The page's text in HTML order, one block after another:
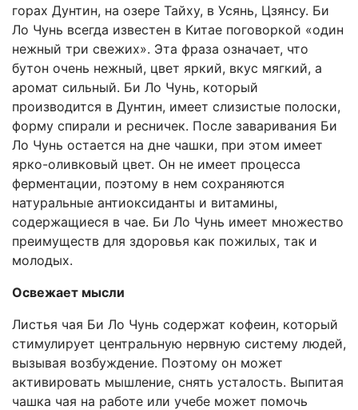
горах Дунтин, на озере Тайху, в Усянь, Цзянсу. Би
Ло Чунь всегда известен в Китае поговоркой «один
нежный три свежих». Эта фраза означает, что
бутон очень нежный, цвет яркий, вкус мягкий, а
аромат сильный. Би Ло Чунь, который
производится в Дунтин, имеет слизистые полоски,
форму спирали и ресничек. После заваривания Би
Ло Чунь остается на дне чашки, при этом имеет
ярко-оливковый цвет. Он не имеет процесса
ферментации, поэтому в нем сохраняются
натуральные антиоксиданты и витамины,
содержащиеся в чае. Би Ло Чунь имеет множество
преимуществ для здоровья как пожилых, так и
молодых.
Освежает мысли
Листья чая Би Ло Чунь содержат кофеин, который
стимулирует центральную нервную систему людей,
вызывая возбуждение. Поэтому он может
активировать мышление, снять усталость. Выпитая
чашка чая на работе или учебе может помочь